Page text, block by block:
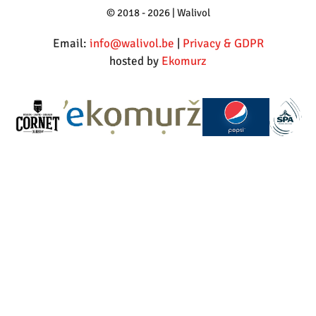
Email: info@walivol.be
Privacy & GDPR
hosted by Ekomurz
© 2018 - 2026 | Walivol